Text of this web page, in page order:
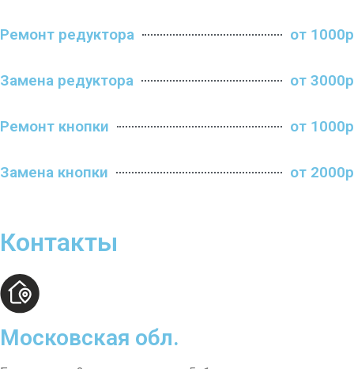
Ремонт редуктора от 1000р
Замена редуктора от 3000р
Ремонт кнопки от 1000р
Замена кнопки от 2000р
Контакты
Московская обл.